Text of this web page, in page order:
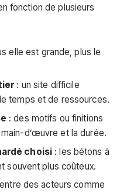
fonction de plusieurs
elle est grande, plus le
: un site difficile
temps et de ressources.
: des motifs ou finitions
d’œuvre et la durée.
choisi : les bétons à
souvent plus coûteux.
des acteurs comme